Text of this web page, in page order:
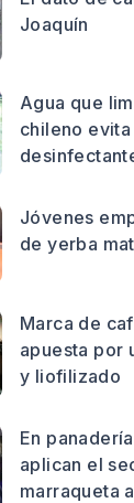
Joaquín
Agua que
chileno
Jóvenes
de yerba
Marca de
apuesta por
y liofilizado
En
aplican el
marraqueta